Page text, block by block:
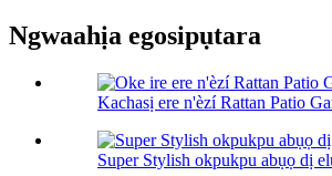
Ngwaahịa egosipụtara
Kachasị ere n'èzí Rattan Patio
Super Stylish okpukpu abụọ dị